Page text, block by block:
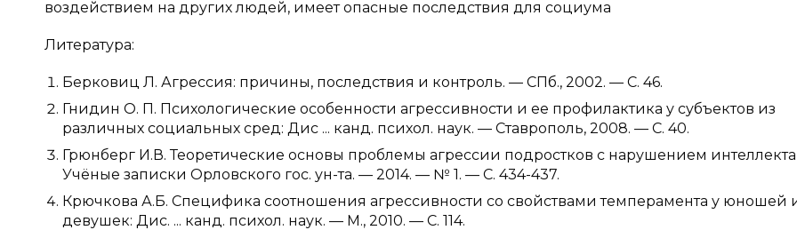
воздействием на других людей, имеет опасные последствия для социума
Литература:
Берковиц Л. Агрессия: причины, последствия и контроль. — СПб., 2002. — С. 46.
Гнидин О. П. Психологические особенности агрессивности и ее профилактика у субъектов из
различных социальных сред: Дис ... канд. психол. наук. — Ставрополь, 2008. — С. 40.
Грюнберг И.В. Теоретические основы проблемы агрессии подростков с нарушением
Учёные записки Орловского гос. ун-та. — 2014. — № 1. — С. 434-437.
Крючкова А.Б. Специфика соотношения агрессивности со свойствами темперамента у юношей
девушек: Дис. ... канд. психол. наук. — М., 2010. — С. 114.